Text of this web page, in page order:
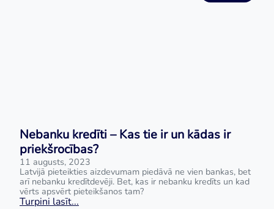
Nebanku kredīti – Kas tie ir un kādas ir
priekšrocības?
11 augusts, 2023
Latvijā pieteikties aizdevumam piedāvā ne vien bankas, bet
arī nebanku kredītdevēji. Bet, kas ir nebanku kredīts un kad
vērts apsvērt pieteikšanos tam?
Turpini lasīt...